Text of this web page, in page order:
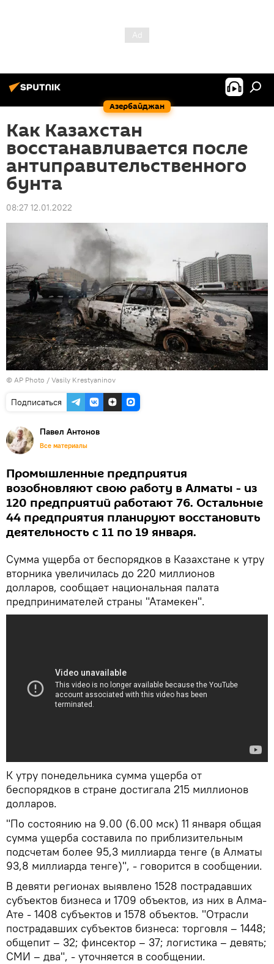
Азербайджан
Как Казахстан
восстанавливается после
антиправительственного
бунта
08:27 12.01.2022
© AP Photo / Vasily Krestyaninov
Подписаться
Павел Антонов
Все материалы
Промышленные предприятия
возобновляют свою работу в Алматы - из
120 предприятий работают 76. Остальные
44 предприятия планируют восстановить
деятельность с 11 по 19 января.
Сумма ущерба от беспорядков в Казахстане к утру
вторника увеличилась до 220 миллионов
долларов, сообщает национальная палата
предпринимателей страны "Атамекен".
К утру понедельника сумма ущерба от
беспорядков в стране достигала 215 миллионов
долларов.
"По состоянию на 9.00 (6.00 мск) 11 января общая
сумма ущерба составила по приблизительным
подсчетам более 95,3 миллиарда тенге (в Алматы
93,8 миллиарда тенге)", - говорится в сообщении.
В девяти регионах выявлено 1528 пострадавших
субъектов бизнеса и 1709 объектов, из них в Алма-
Ате - 1408 субъектов и 1578 объектов. "Отрасли
пострадавших субъектов бизнеса: торговля – 1448;
общепит – 32; финсектор – 37; логистика – девять;
СМИ – два", - уточняется в сообщении.